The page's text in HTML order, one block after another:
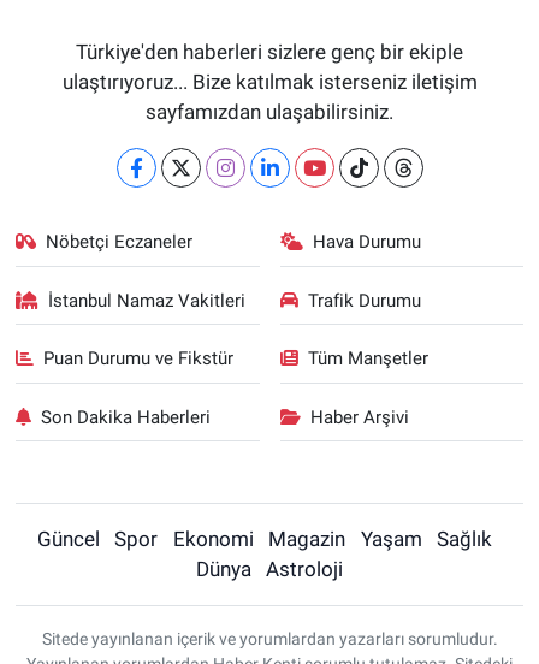
Türkiye'den haberleri sizlere genç bir ekiple
ulaştırıyoruz... Bize katılmak isterseniz iletişim
sayfamızdan ulaşabilirsiniz.
Nöbetçi Eczaneler Hava Durumu
İstanbul Namaz Vakitleri Trafik Durumu
Puan Durumu ve Fikstür Tüm Manşetler
Son Dakika Haberleri Haber Arşivi
Güncel Spor Ekonomi Magazin Yaşam
Sağlık
Dünya
Astroloji
Sitede yayınlanan içerik ve yorumlardan yazarları sorumludur.